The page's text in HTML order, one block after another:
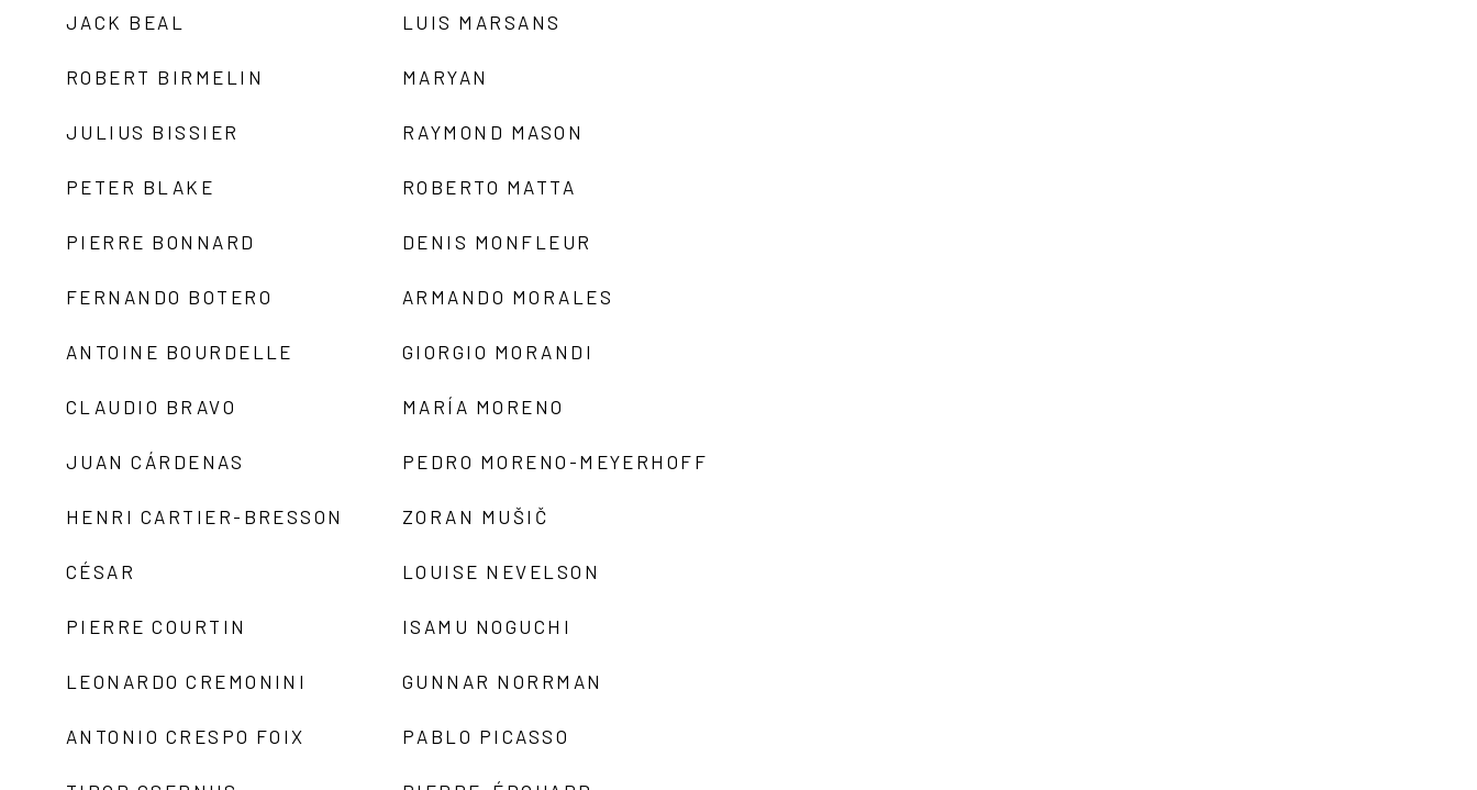
JACK BEAL
ROBERT BIRMELIN
JULIUS BISSIER
PETER BLAKE
PIERRE BONNARD
FERNANDO BOTERO
ANTOINE BOURDELLE
CLAUDIO BRAVO
JUAN CÁRDENAS
HENRI CARTIER-BRESSON
CÉSAR
PIERRE COURTIN
LEONARDO CREMONINI
ANTONIO CRESPO FOIX
LUIS MARSANS
MARYAN
RAYMOND MASON
ROBERTO MATTA
DENIS MONFLEUR
ARMANDO MORALES
GIORGIO MORANDI
MARÍA MORENO
PEDRO MORENO-MEYERHOFF
ZORAN MUŠIČ
LOUISE NEVELSON
ISAMU NOGUCHI
GUNNAR NORRMAN
PABLO PICASSO